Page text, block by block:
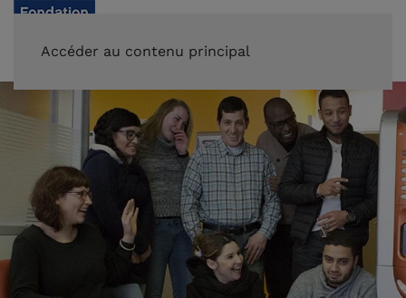
Accéder au contenu principal